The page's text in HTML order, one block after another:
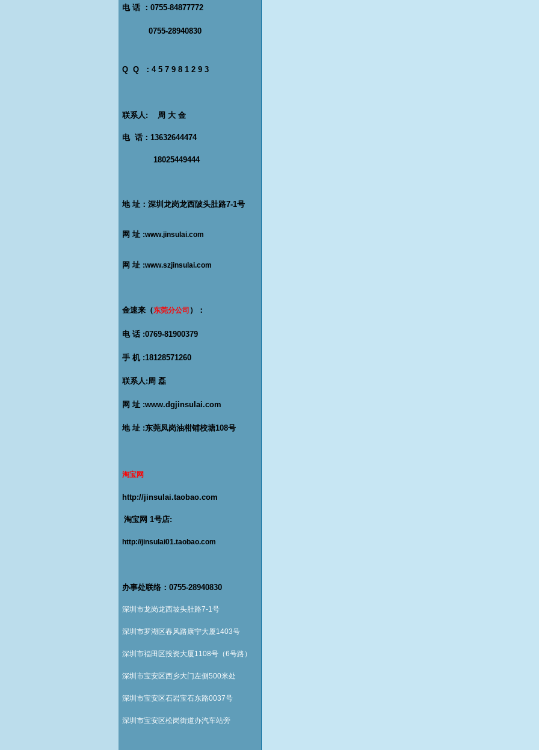
电 话 ：0755-84877772
0755-28940830
Q Q ：4 5 7 9 8 1 2 9 3
联系人: 周 大 金
电 话：13632644474
18025449444
地 址：深圳龙岗龙西陂头肚路7-1号
网 址 :www.jinsulai.com
网 址 :www.szjinsulai.com
金速来（东莞分公司 ）：
电 话 :0769-81900379
手 机 :18128571260
联系人:周 磊
网 址 :www.dgjinsulai.com
地 址 :东莞凤岗油柑铺校塘108号
淘宝网
http://jinsulai.taobao.com
淘宝网 1号店:
http://jinsulai01.taobao.com
办事处联络：0755-28940830
深圳市龙岗龙西坡头肚路7-1号
深圳市罗湖区春风路康宁大厦1403号
深圳市福田区投资大厦1108号（6号路）
深圳市宝安区西乡大门左侧500米处
深圳市宝安区石岩宝石东路0037号
深圳市宝安区松岗街道办汽车站旁